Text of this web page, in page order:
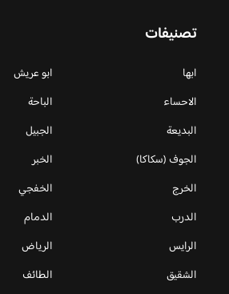
تصنيفات
ابها
ابو عريش
الاحساء
الباحة
البديعة
الجبيل
الجوف (سكاكا)
الخبر
الخرج
الخفجي
الدرب
الدمام
الرايس
الرياض
الشقيق
الطائف